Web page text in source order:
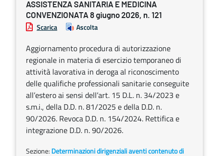
ASSISTENZA SANITARIA E MEDICINA
CONVENZIONATA 8 giugno 2026, n. 121
Scarica Ascolta
Aggiornamento procedura di autorizzazione
regionale in materia di esercizio temporaneo di
attività lavorativa in deroga al riconoscimento
delle qualifiche professionali sanitarie conseguite
all’estero ai sensi dell’art. 15 D.L. n. 34/2023 e
s.m.i., della D.D. n. 81/2025 e della D.D. n.
90/2026. Revoca D.D. n. 154/2024. Rettifica e
integrazione D.D. n. 90/2026.
Sezione: Determinazioni dirigenziali aventi contenuto di